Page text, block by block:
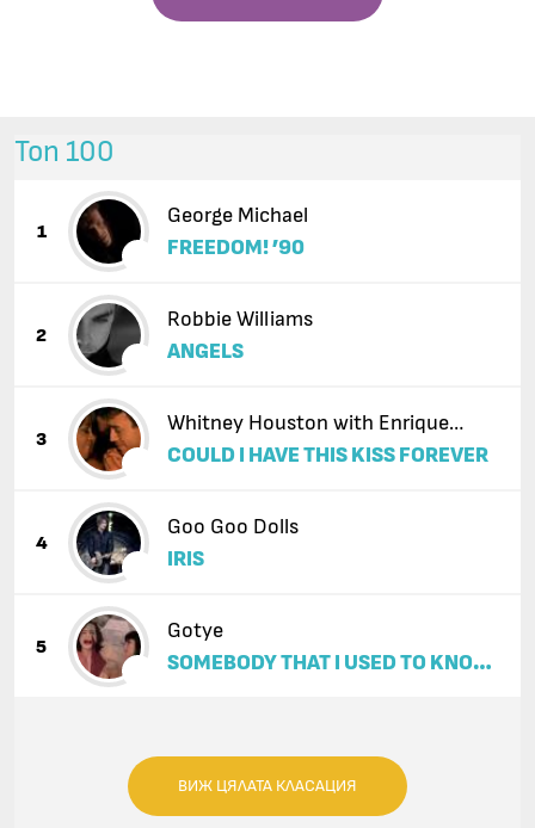
Топ 100
1
George Michael
FREEDOM! ’90
2
Robbie Williams
ANGELS
3
Whitney Houston with Enrique
Iglesias
COULD I HAVE THIS KISS FOREVER
4
Goo Goo Dolls
IRIS
5
Gotye
SOMEBODY THAT I USED TO KNOW
ВИЖ ЦЯЛАТА КЛАСАЦИЯ